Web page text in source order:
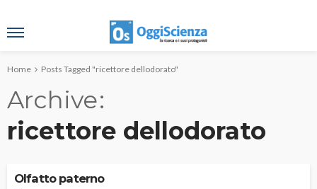
Home Posts Tagged "ricettore dellodorato"
Archive
ricettore dellodorato
Olfatto paterno